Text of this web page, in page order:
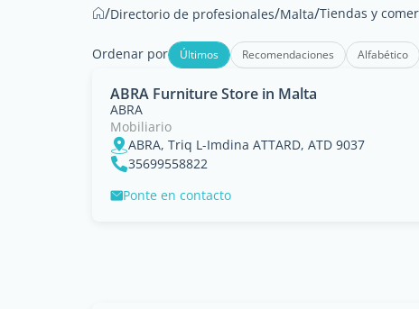
/Directorio de profesionales/Malta/Tiendas y
Ordenar por Últimos Recomendaciones Alfabético
ABRA Furniture Store in Malta
ABRA
Mobiliario
ABRA, Triq L-Imdina ATTARD, ATD 9037
35699558822
Ponte en contacto